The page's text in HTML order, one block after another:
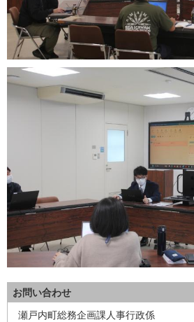
お問い合わせ
瀬戸内町総務企画課人事行政係